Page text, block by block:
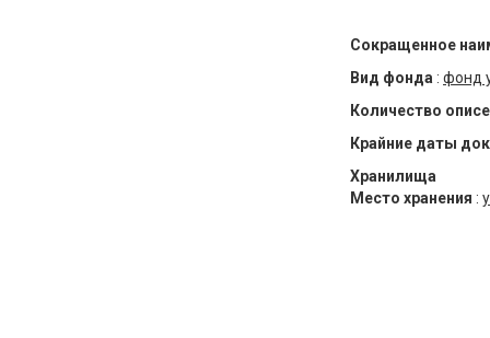
Сокращенное
Вид фонда : фонд
Количество
Крайние даты
Хранилища
Место хранения :